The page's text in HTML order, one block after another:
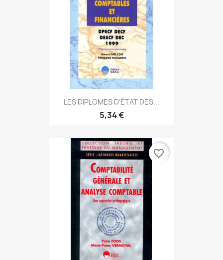
LES DIPLOMES D'ÉTAT DES...
5,34 €
favorite_border